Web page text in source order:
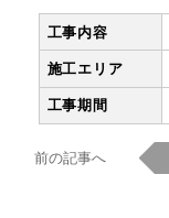
工事内容
施工エリア
工事期間
前の記事へ